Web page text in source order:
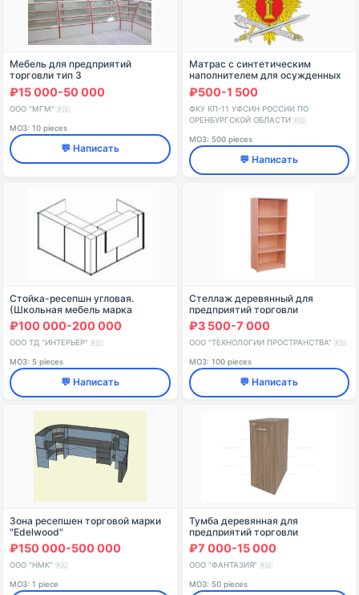
Мебель для предприятий
торговли тип 3
₽15 000-50 000
ООО "МГМ" 🇷🇺
МОЗ: 10 pieces
💬 Написать
Матрас с синтетическим
наполнителем для осужденных
₽500-1 500
ФКУ КП-11 УФСИН РОССИИ ПО
ОРЕНБУРГСКОЙ ОБЛАСТИ 🇷🇺
МОЗ: 500 pieces
💬 Написать
Стойка-ресепшн угловая.
(Школьная мебель марка
"Интерьер" серия "TDI School")
₽100 000-200 000
ООО ТД "ИНТЕРЬЕР" 🇷🇺
МОЗ: 5 pieces
💬 Написать
Стеллаж деревянный для
предприятий торговли
600х300х2000 мм Арт. Ст-3
₽3 500-7 000
ООО "ТЕХНОЛОГИИ ПРОСТРАНСТВА" 🇷🇺
МОЗ: 100 pieces
💬 Написать
Зона ресепшен торговой марки
"Edelwood"
₽150 000-500 000
ООО "НМК" 🇷🇺
МОЗ: 1 piece
Тумба деревянная для
предприятий торговли
350х350х650 мм Арт. Т-3
₽7 000-15 000
ООО "ФАНТАЗИЯ" 🇷🇺
МОЗ: 50 pieces